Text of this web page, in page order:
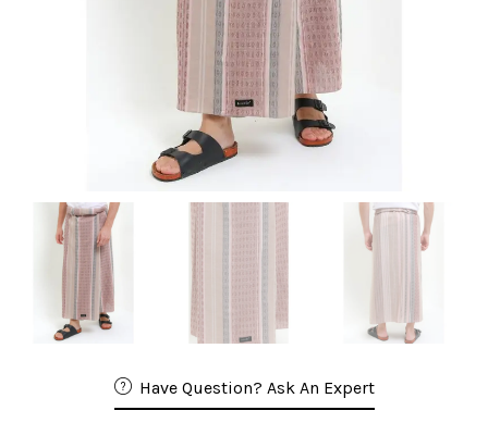
Have Question? Ask An Expert